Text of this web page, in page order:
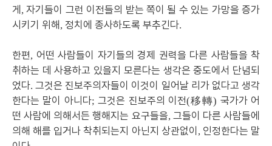
게 ,자기들이 그런 이전들의 받는 쪽이 될 수 있는 가망을 증가
시키기 위해 , 정치에 종사하도록 부추긴다.
한편, 어떤 사람들이 자기들의 경제 권력을 다른 사람들을 착
취하는 데 사용하고 있을지 모른다는 생각은 중도에서 단념되
었다.그것은 진보주의자들이 이것이 일어날 리가 없다고 생각
한다는 말이 아니다;그것은 진보주의 이전(移轉) 국가가 어
떤 사람에 의해서든 행해지는 요구들을, 그들이 다른 사람들에
의해 해를 입거나 착취되는지 아닌지 상관없이 , 인정한다는 말